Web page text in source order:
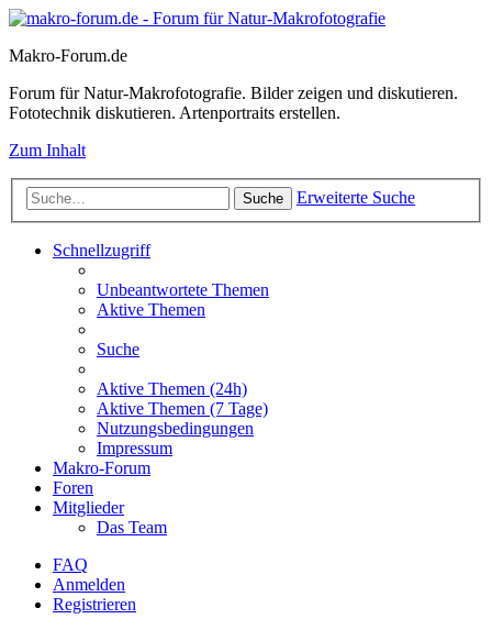
Makro-Forum.de
Forum für Natur-Makrofotografie. Bilder zeigen und diskutieren.
Fototechnik diskutieren. Artenportraits erstellen.
Zum Inhalt
Suche Erweiterte Suche
Schnellzugriff
Unbeantwortete Themen
Aktive Themen
Suche
Aktive Themen (24h)
Aktive Themen (7 Tage)
Nutzungsbedingungen
Impressum
Makro-Forum
Foren
Mitglieder
Das Team
FAQ
Anmelden
Registrieren